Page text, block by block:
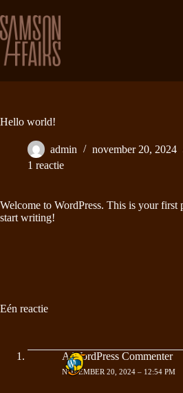
naar
de
inhoud
Hello world!
admin november 20, 2024
1 reactie
Welcome to WordPress. This is your first
start writing!
Eén reactie
A WordPress Commenter
NOVEMBER 20, 2024 – 12:54 PM